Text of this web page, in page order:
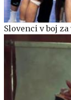
Slovenci v boj